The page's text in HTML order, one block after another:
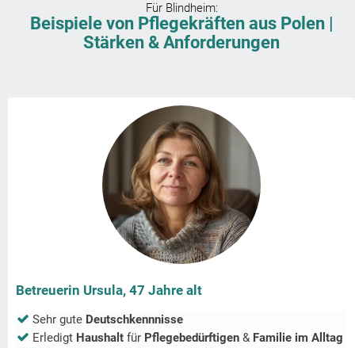
Für Blindheim:
Beispiele von Pflegekräften aus Polen |
Stärken & Anforderungen
Betreuerin Ursula, 47 Jahre alt
Sehr gute Deutschkennnisse
Erledigt Haushalt für Pflegebedürftigen & Familie im Alltag